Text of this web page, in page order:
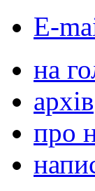
E-
на
архів
про